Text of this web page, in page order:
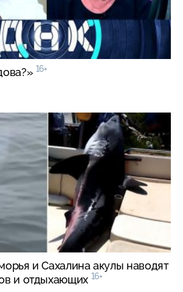
16+
и Сахалина акулы наводят
и отдыхающих 16+